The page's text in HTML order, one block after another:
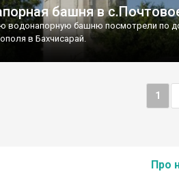
башня в
водонапорную башню посмотрели по
в Бахчисарай.
1
Про